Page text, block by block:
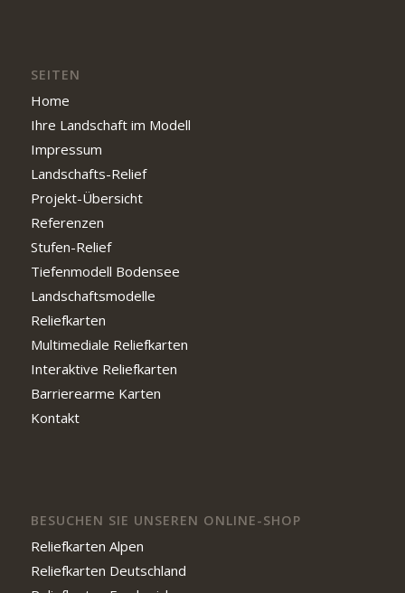
SEITEN
Home
Ihre Landschaft im Modell
Impressum
Landschafts-Relief
Projekt-Übersicht
Referenzen
Stufen-Relief
Tiefenmodell Bodensee
Landschaftsmodelle
Reliefkarten
Multimediale Reliefkarten
Interaktive Reliefkarten
Barrierearme Karten
Kontakt
BESUCHEN SIE UNSEREN ONLINE-SHOP
Reliefkarten Alpen
Reliefkarten Deutschland